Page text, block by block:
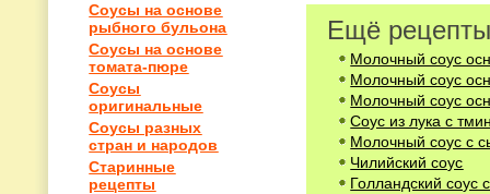
Соусы на основе
рыбного бульона
Соусы на основе
томата-пюре
Соусы
оригинальные
Соусы разных
стран и народов
Старинные
рецепты
Ещё
Молочный соус
Молочный соус
Молочный соус
Соус из лука с
Молочный соус с
Чилийский соус
Голландский